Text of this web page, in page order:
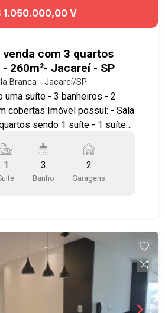
na sala, armários na cozinha
casas: com água e luz
1.050.000,00 V
venda com 3 quartos
260m²- Jacareí - SP
Branca - Jacareí/SP
uma suíte - 3 banheiros - 2
possuí: - Sala
sendo 1 suíte - 1 suíte
retrátil - Área gourmet com
- 2 vagas Ótima
a comércios e serviços
#casalocação
1 3
Banho
2
Garagens